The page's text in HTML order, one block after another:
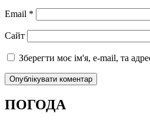
Email *
Сайт
Зберегти моє ім'я, e-mail, та
ПОГОДА